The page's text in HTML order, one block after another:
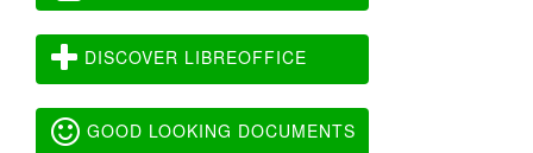
DISCOVER LIBREOFFICE
GOOD LOOKING DOCUMENTS